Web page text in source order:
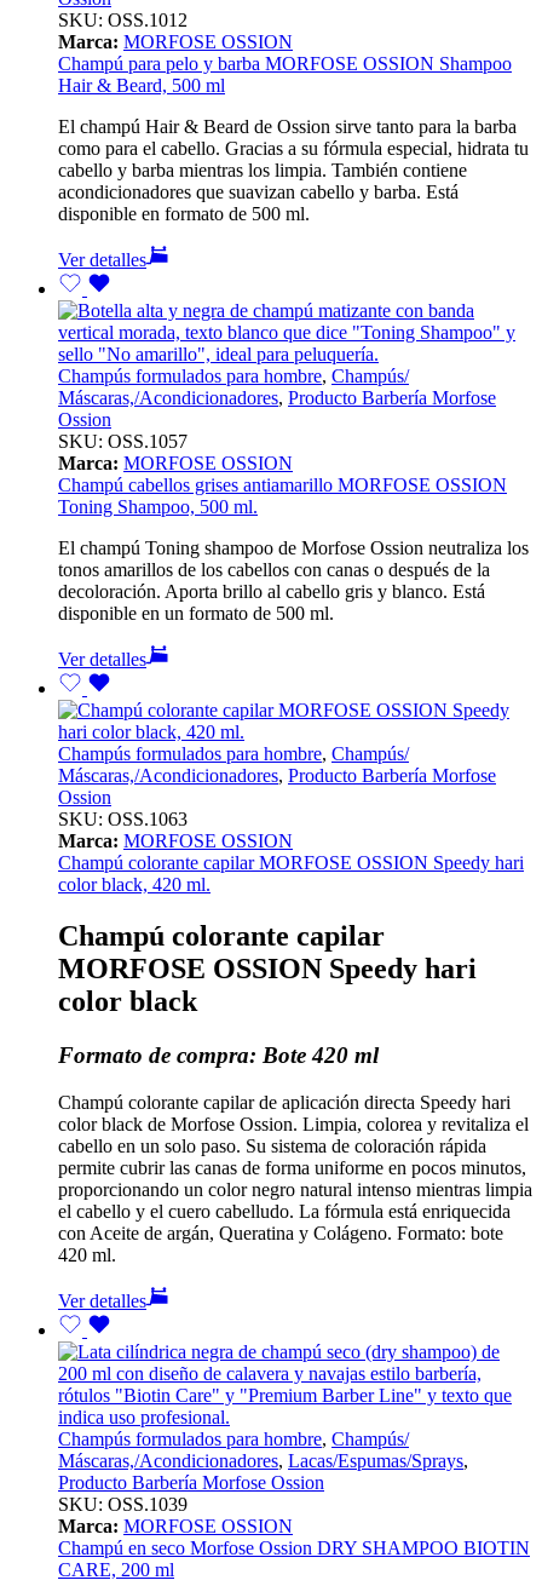
SKU: OSS.1012
Marca: MORFOSE OSSION
Champú para pelo y barba MORFOSE OSSION Shampoo
Hair & Beard, 500 ml
El champú Hair & Beard de Ossion sirve tanto para la barba
como para el cabello. Gracias a su fórmula especial, hidrata tu
cabello y barba mientras los limpia. También contiene
acondicionadores que suavizan cabello y barba. Está
disponible en formato de 500 ml.
Ver detalles
Champús formulados para hombre, Champús/
Máscaras,/Acondicionadores, Producto Barbería Morfose
Ossion
SKU: OSS.1057
Marca: MORFOSE OSSION
Champú cabellos grises antiamarillo MORFOSE OSSION
Toning Shampoo, 500 ml.
El champú Toning shampoo de Morfose Ossion neutraliza los
tonos amarillos de los cabellos con canas o después de la
decoloración. Aporta brillo al cabello gris y blanco. Está
disponible en un formato de 500 ml.
Ver detalles
Champús formulados para hombre, Champús/
Máscaras,/Acondicionadores, Producto Barbería Morfose
Ossion
SKU: OSS.1063
Marca: MORFOSE OSSION
Champú colorante capilar MORFOSE OSSION Speedy hari
color black, 420 ml.
Champú colorante capilar
MORFOSE OSSION Speedy hari
color black
Formato de compra: Bote 420 ml
Champú colorante capilar de aplicación directa Speedy hari
color black de Morfose Ossion. Limpia, colorea y revitaliza el
cabello en un solo paso. Su sistema de coloración rápida
permite cubrir las canas de forma uniforme en pocos minutos,
proporcionando un color negro natural intenso mientras limpia
el cabello y el cuero cabelludo. La fórmula está enriquecida
con Aceite de argán, Queratina y Colágeno. Formato: bote
420 ml.
Ver detalles
Champús formulados para hombre, Champús/
Máscaras,/Acondicionadores, Lacas/Espumas/Sprays,
Producto Barbería Morfose Ossion
SKU: OSS.1039
Marca: MORFOSE OSSION
Champú en seco Morfose Ossion DRY SHAMPOO BIOTIN
CARE, 200 ml